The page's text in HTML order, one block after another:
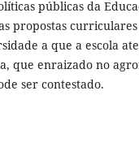
públicas da
propostas
a que a escola
que enraizado no
ser contestado.